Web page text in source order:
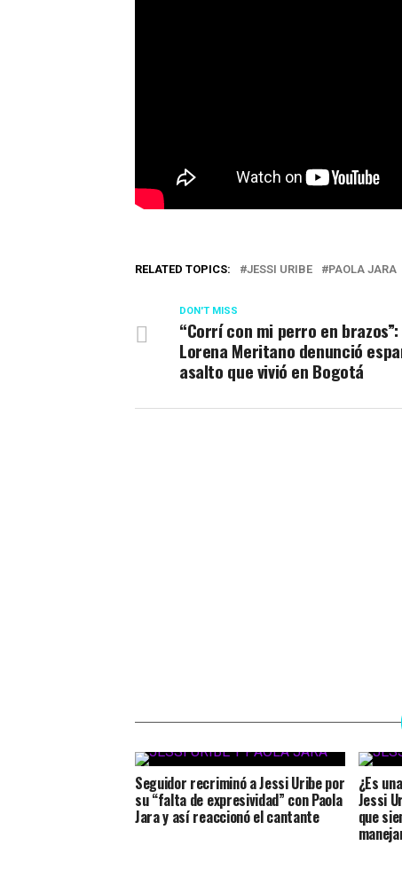
RELATED TOPICS: JESSI URIBE PAOLA JARA
DON'T MISS
“Corrí con mi perro en brazos”:
Lorena Meritano denunció
asalto que vivió en Bogotá
Seguidor recriminó a Jessi Uribe por
su “falta de expresividad” con Paola
Jara y así reaccionó el cantante
¿Es
Jessi
que